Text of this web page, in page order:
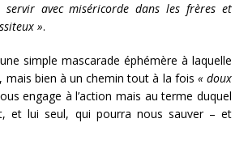
avec miséricorde dans les frères et
».
simple mascarade éphémère à laquelle
mais bien à un chemin tout à la fois « doux
engage à l’action mais au terme duquel
et lui seul, qui pourra nous sauver – et